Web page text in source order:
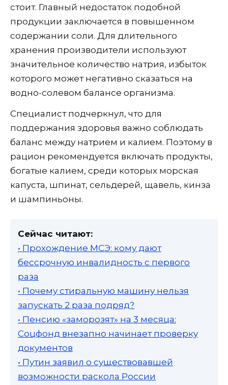
стоит. Главный недостаток подобной
продукции заключается в повышенном
содержании соли. Для длительного
хранения производители используют
значительное количество натрия, избыток
которого может негативно сказаться на
водно-солевом балансе организма.
Специалист подчеркнул, что для
поддержания здоровья важно соблюдать
баланс между натрием и калием. Поэтому в
рацион рекомендуется включать продукты,
богатые калием, среди которых морская
капуста, шпинат, сельдерей, щавель, кинза
и шампиньоны.
Сейчас читают:
• Прохождение МСЭ: кому дают
бессрочную инвалидность с первого
раза
• Почему стиральную машину нельзя
запускать 2 раза подряд?
• Пенсию «заморозят» на 3 месяца:
Соцфонд внезапно начинает проверку
документов
• Путин заявил о существовавшей
возможности раскола России